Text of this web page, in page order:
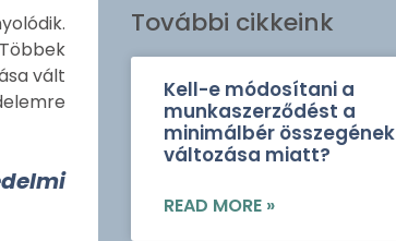
vált
További cikkeink
Kell-e módosítani a
munkaszerződést a
minimálbér összegének
változása miatt?
READ MORE »